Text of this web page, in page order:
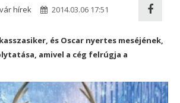
hírek 2014.03.06 17:51
és Oscar nyertes meséjének,
amivel a cég felrúgja a